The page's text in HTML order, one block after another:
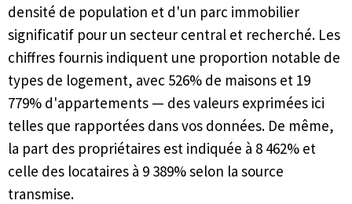
densité de population et d'un parc immobilier
significatif pour un secteur central et recherché. Les
chiffres fournis indiquent une proportion notable de
types de logement, avec 526% de maisons et 19
779% d'appartements — des valeurs exprimées ici
telles que rapportées dans vos données. De même,
la part des propriétaires est indiquée à 8 462% et
celle des locataires à 9 389% selon la source
transmise.